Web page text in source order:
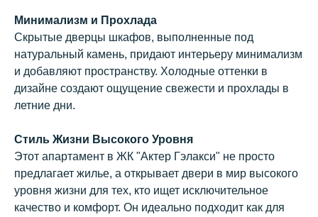
Минимализм и Прохлада
Скрытые дверцы шкафов, выполненные под
натуральный камень, придают интерьеру минимализм
и добавляют пространству. Холодные оттенки в
дизайне создают ощущение свежести и прохлады в
летние дни.
Стиль Жизни Высокого Уровня
Этот апартамент в ЖК "Актер Гэлакси" не просто
предлагает жилье, а открывает двери в мир высокого
уровня жизни для тех, кто ищет исключительное
качество и комфорт. Он идеально подходит как для
политики конфиденциальности
ОФИС ПРОДАЖ
г. Сочи, апартаментный комплекс «Актер
Гэлакси», Курортный проспект, 105
РЕЖИМ РАБОТЫ